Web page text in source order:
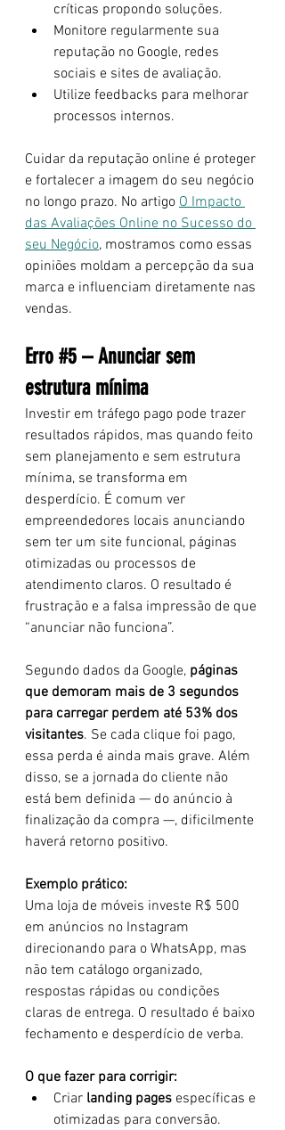
críticas propondo soluções.
Monitore regularmente sua
reputação no Google, redes
sociais e sites de avaliação.
Utilize feedbacks para melhorar
processos internos.
Cuidar da reputação online é proteger
e fortalecer a imagem do seu negócio
no longo prazo. No artigo O Impacto
das Avaliações Online no Sucesso do
seu Negócio, mostramos como essas
opiniões moldam a percepção da sua
marca e influenciam diretamente nas
vendas.
Erro #5 – Anunciar sem
estrutura mínima
Investir em tráfego pago pode trazer
resultados rápidos, mas quando feito
sem planejamento e sem estrutura
mínima, se transforma em
desperdício. É comum ver
empreendedores locais anunciando
sem ter um site funcional, páginas
otimizadas ou processos de
atendimento claros. O resultado é
frustração e a falsa impressão de que
“anunciar não funciona”.
Segundo dados da Google, páginas
que demoram mais de 3 segundos
para carregar perdem até 53% dos
visitantes. Se cada clique foi pago,
essa perda é ainda mais grave. Além
disso, se a jornada do cliente não
está bem definida — do anúncio à
finalização da compra —, dificilmente
haverá retorno positivo.
Exemplo prático:
Uma loja de móveis investe R$ 500
em anúncios no Instagram
direcionando para o WhatsApp, mas
não tem catálogo organizado,
respostas rápidas ou condições
claras de entrega. O resultado é baixo
fechamento e desperdício de verba.
O que fazer para corrigir:
Criar landing pages específicas e
otimizadas para conversão.